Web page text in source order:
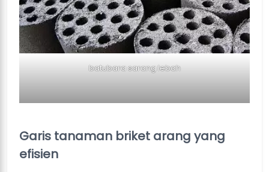
batubara sarang lebah
Garis tanaman briket arang yang
efisien